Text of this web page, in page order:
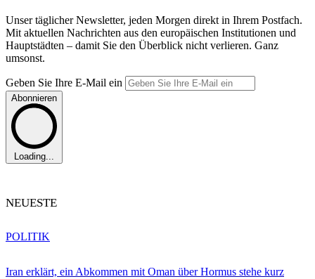
Unser täglicher Newsletter, jeden Morgen direkt in Ihrem Postfach.
Mit aktuellen Nachrichten aus den europäischen Institutionen und
Hauptstädten – damit Sie den Überblick nicht verlieren. Ganz
umsonst.
Geben Sie Ihre E-Mail ein
Abonnieren
Loading...
NEUESTE
Iran erklärt, ein Abkommen mit Oman über Hormus stehe kurz
POLITIK